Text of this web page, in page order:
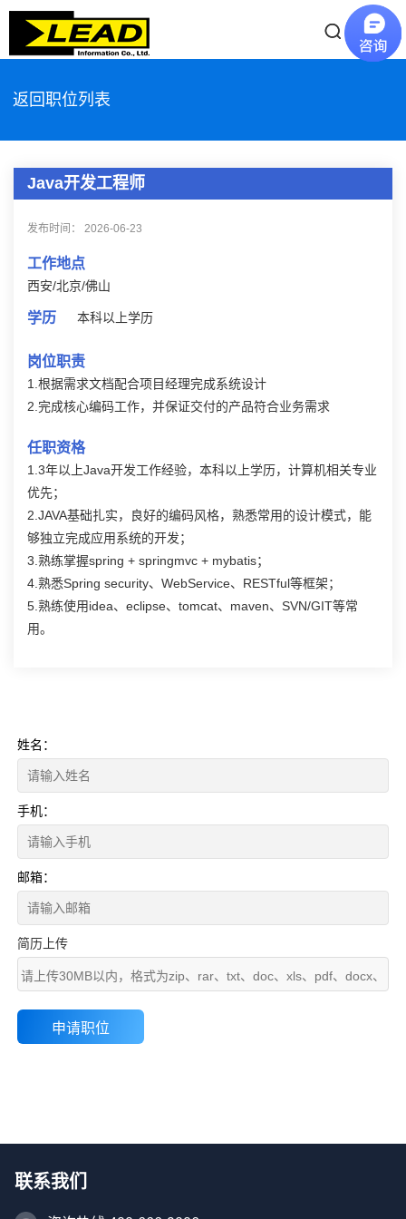
返回职位列表
Java开发工程师
发布时间： 2026-06-23
工作地点
西安/北京/佛山
学历 本科以上学历
岗位职责
1.根据需求文档配合项目经理完成系统设计
2.完成核心编码工作，并保证交付的产品符合业务需求
任职资格
1.3年以上Java开发工作经验，本科以上学历，计算机相关专业
优先；
2.JAVA基础扎实，良好的编码风格，熟悉常用的设计模式，能
够独立完成应用系统的开发；
3.熟练掌握spring + springmvc + mybatis；
4.熟悉Spring security、WebService、RESTful等框架；
5.熟练使用idea、eclipse、tomcat、maven、SVN/GIT等常
用。
姓名：
手机：
邮箱：
简历上传
请上传30MB以内，格式为zip、rar、txt、doc、xls、pdf、docx、
联系我们